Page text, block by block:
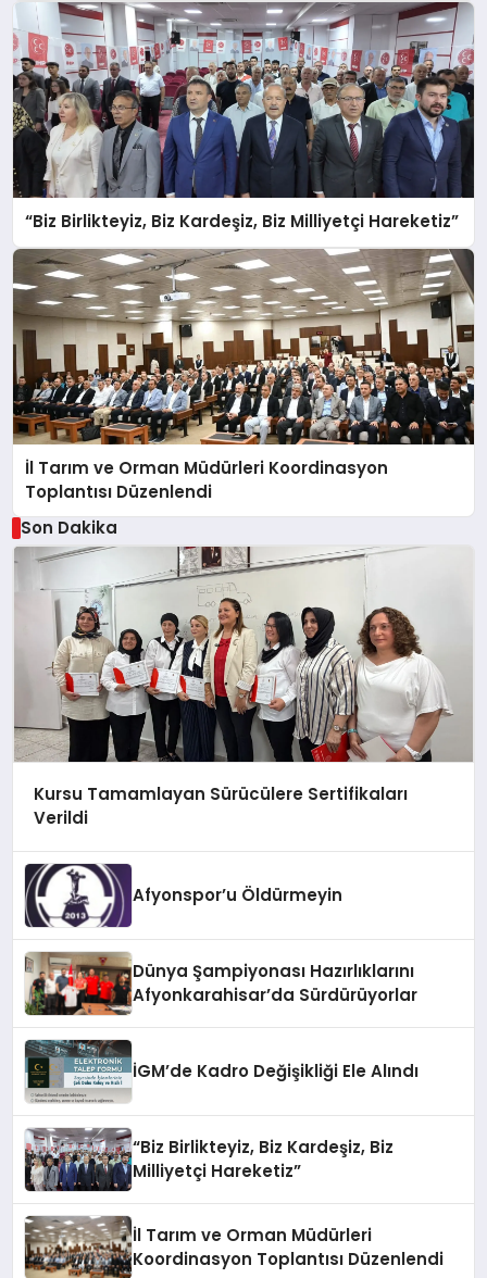
“Biz Birlikteyiz, Biz Kardeşiz, Biz Milliyetçi Hareketiz”
İl Tarım ve Orman Müdürleri Koordinasyon
Toplantısı Düzenlendi
Son Dakika
Kursu Tamamlayan Sürücülere Sertifikaları
Verildi
Afyonspor’u Öldürmeyin
Dünya Şampiyonası Hazırlıklarını
Afyonkarahisar’da Sürdürüyorlar
İGM’de Kadro Değişikliği Ele Alındı
“Biz Birlikteyiz, Biz Kardeşiz, Biz
Milliyetçi Hareketiz”
İl Tarım ve Orman Müdürleri
Koordinasyon Toplantısı Düzenlendi